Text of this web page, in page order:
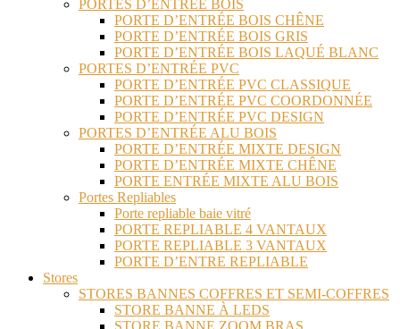
PORTES D’ENTRÉE BOIS
PORTE D’ENTRÉE BOIS CHÊNE
PORTE D’ENTRÉE BOIS GRIS
PORTE D’ENTRÉE BOIS LAQUÉ BLANC
PORTES D’ENTRÉE PVC
PORTE D’ENTRÉE PVC CLASSIQUE
PORTE D’ENTRÉE PVC COORDONNÉE
PORTE D’ENTRÉE PVC DESIGN
PORTES D’ENTRÉE ALU BOIS
PORTE D’ENTRÉE MIXTE DESIGN
PORTE D’ENTRÉE MIXTE CHÊNE
PORTE ENTRÉE MIXTE ALU BOIS
Portes Repliables
Porte repliable baie vitré
PORTE REPLIABLE 4 VANTAUX
PORTE REPLIABLE 3 VANTAUX
PORTE D’ENTRE REPLIABLE
Stores
STORES BANNES COFFRES ET SEMI-COFFRES
STORE BANNE À LEDS